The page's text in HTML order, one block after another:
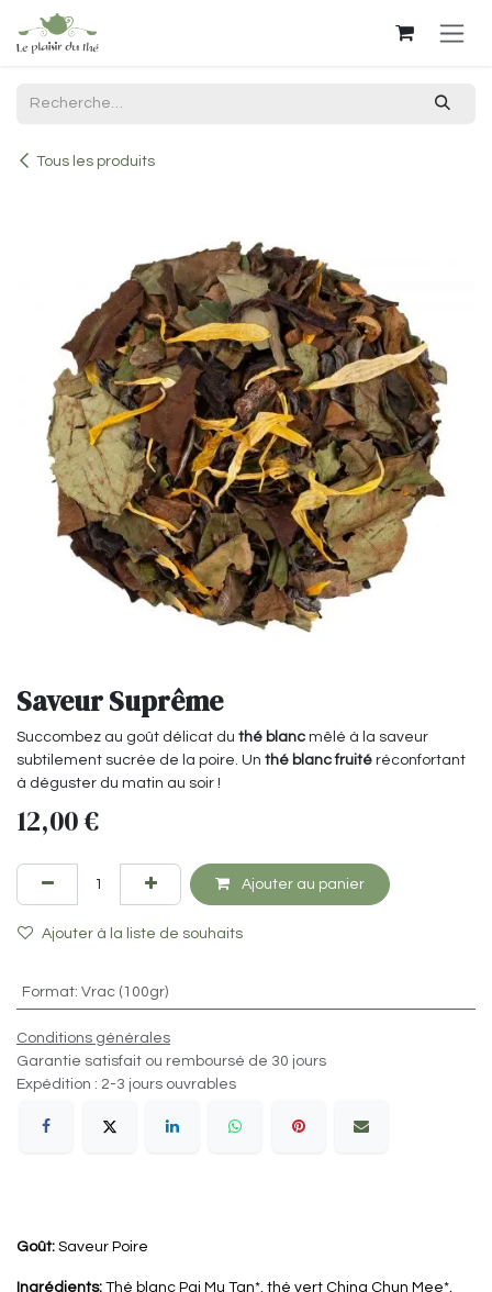
Se rendre au contenu
Tous les produits
Saveur Suprême
Succombez au goût délicat du thé blanc mêlé à la saveur
subtilement sucrée de la poire. Un thé blanc fruité réconfortant
à déguster du matin au soir !
12,00€
Ajouter au panier
Ajouter à la liste de souhaits
Format: Vrac (100gr)
Conditions générales
Garantie satisfait ou remboursé de 30 jours
Expédition : 2-3 jours ouvrables
Goût: Saveur Poire
Ingrédients: Thé blanc Pai Mu Tan*, thé vert China Chun Mee*,